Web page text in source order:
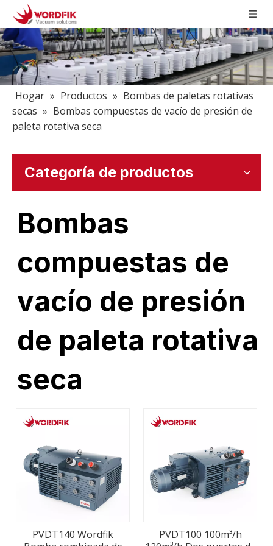
Hogar » Productos » Bombas de paletas rotativas
secas » Bombas compuestas de vacío de presión de
paleta rotativa seca
Categoría de productos
Bombas
compuestas de
vacío de presión
de paleta rotativa
seca
PVDT140 Wordfik
PVDT100 100m³/h